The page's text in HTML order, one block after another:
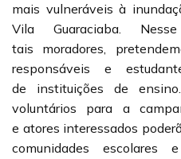
mais vulneráveis à
Vila Guaraciaba.
tais moradores,
responsáveis e
de instituições de
voluntários para a
e atores interessados
comunidades escolares